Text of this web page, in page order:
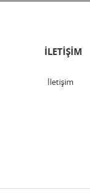
İLETİŞİM
İletişim